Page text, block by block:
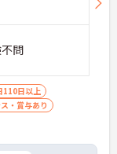
問
110日以上
・賞与あり